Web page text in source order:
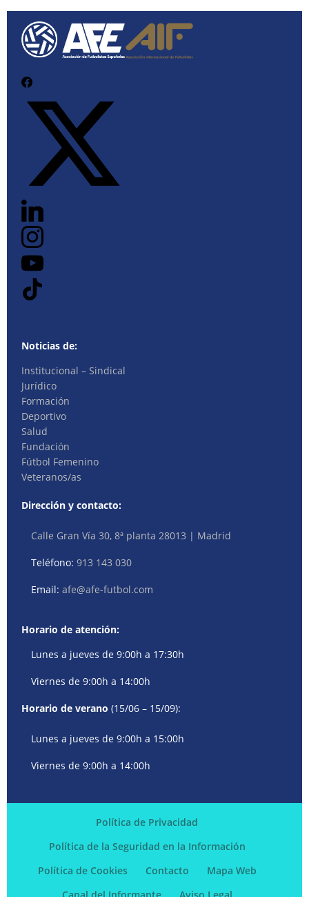
Noticias de:
Institucional – Sindical
Jurídico
Formación
Deportivo
Salud
Fundación
Fútbol Femenino
Veteranos/as
Dirección y contacto:
Calle Gran Vía 30, 8ª planta 28013 | Madrid
Teléfono:913 143 030
Email:afe@afe-futbol.com
Horario de atención:
Lunes a jueves de 9:00h a 17:30h
Viernes de 9:00h a 14:00h
Horario de verano (15/06 – 15/09):
Lunes a jueves de 9:00h a 15:00h
Viernes de 9:00h a 14:00h
Política de Privacidad
Política de la Seguridad en la Información
Política de Cookies
Contacto
Mapa Web